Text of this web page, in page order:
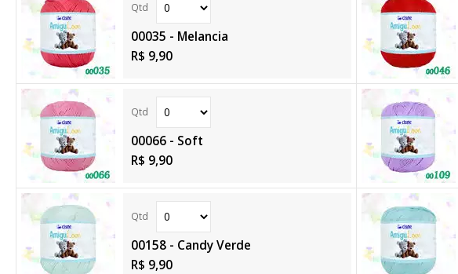
00035 - Melancia
R$ 9,90
00066 - Soft
R$ 9,90
00158 - Candy Verde
R$ 9,90